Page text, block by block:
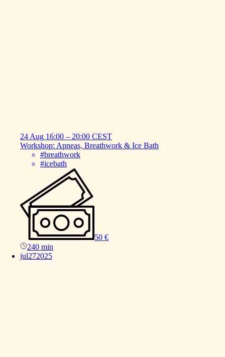
24 Aug 16:00 – 20:00 CEST
Workshop: Apneas, Breathwork & Ice Bath
#breathwork
#icebath
50 €
240 min
jul272025